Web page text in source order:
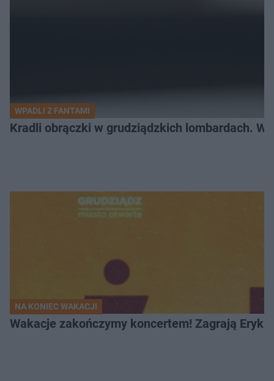
WPADLI Z FANTAMI
Kradli obrączki w grudziądzkich lombardach.
NA KONIEC WAKACJI
Wakacje zakończymy koncertem! Zagrają Eryk